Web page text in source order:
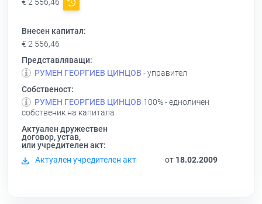
Внесен капитал:
€ 2 556,46
Представляващи:
РУМЕН ГЕОРГИЕВ ЦИНЦОВ - управител
Собственост:
РУМЕН ГЕОРГИЕВ ЦИНЦОВ 100% - едноличен
собственик на капитала
Актуален дружествен
договор, устав,
или учредителен акт:
Актуален учредителен акт
от 18.02.2009